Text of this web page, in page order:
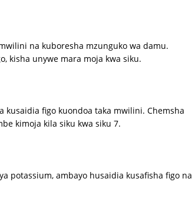
na kuboresha mzunguko wa damu.
kisha unywe mara moja kwa siku.
kusaidia figo kuondoa taka mwilini. Chemsha
kimoja kila siku kwa siku 7.
potassium, ambayo husaidia kusafisha figo na